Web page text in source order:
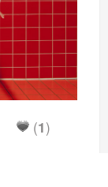
(1)